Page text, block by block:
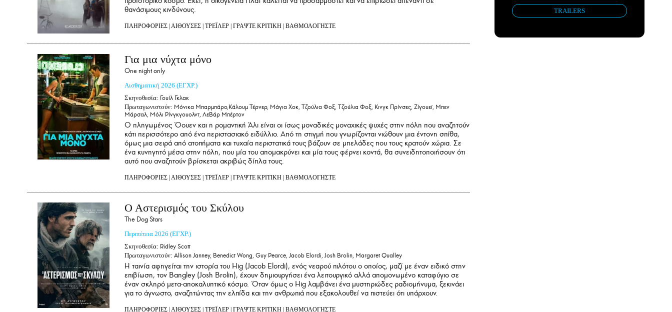
θανάσιμους κινδύνους.
ΠΛΗΡΟΦΟΡΙΕΣ ΑΙΘΟΥΣΕΣ ΤΡΕΪΛΕΡ ΓΡΑΨΤΕ ΚΡΙΤΙΚΗ ΒΑΘΜΟΛΟΓΗΣΤΕ
Για μια νύχτα μόνο
One night only
Αισθηματική 2026 (ΕΓΧΡ.)
Σκηνοθεσία: Γουίλ Γκλακ
Πρωταγωνιστούν: Μόνικα Μπαρμπάρο,Κάλουμ Τέρνερ, Μάγια Χοκ, Τζούλια Φοξ, Τζούλια Φοξ, Κινγκ Πρίνσες, Ζίγουεϊ, Μπεν
Μάρσαλ, Μόλι Ρίνγκγουολντ, ΛεΒάρ Μπέρτον
Ο πληγωμένος Όουεν και η ρομαντική Άλι είναι οι ίσως μοναδικές μοναχικές ψυχές στην πόλη που αναζητούν
κάτι περισσότερο από ένα περιστασιακό ειδύλλιο. Από τη στιγμή που γνωρίζονται νιώθουν μια έντονη σπίθα,
όμως μια σειρά από ατοπήματα και τυχαία περιστατικά τους βάζουν σε μπελάδες που τους κρατούν χώρια. Σε
ένα κυνηγητό μέσα στην πόλη, που μία του απομακρύνει και μία τους φέρνει κοντά, θα συνειδητοποιήσουν ότι
αυτό που αναζητούν βρίσκεται ακριβώς δίπλα τους.
ΠΛΗΡΟΦΟΡΙΕΣ ΑΙΘΟΥΣΕΣ ΤΡΕΪΛΕΡ ΓΡΑΨΤΕ ΚΡΙΤΙΚΗ ΒΑΘΜΟΛΟΓΗΣΤΕ
Ο Αστερισμός του Σκύλου
The Dog Stars
Περιπέτεια 2026 (ΕΓΧΡ.)
Σκηνοθεσία: Ridley Scott
Πρωταγωνιστούν: Allison Janney, Benedict Wong, Guy Pearce, Jacob Elordi, Josh Brolin, Margaret Qualley
Η ταινία αφηγείται την ιστορία του Hig (Jacob Elordi), ενός νεαρού πιλότου ο οποίος, μαζί με έναν ειδικό στην
επιβίωση, τον Bangley (Josh Brolin), έχουν δημιουργήσει ένα λειτουργικό αλλά απομονωμένο καταφύγιο σε
έναν σκληρό μετα-αποκαλυπτικό κόσμο. Όταν όμως ο Hig λαμβάνει ένα μυστηριώδες ραδιομήνυμα, ξεκινάει
για το άγνωστο, αναζητώντας την ελπίδα και την ανθρωπιά που εξακολουθεί να πιστεύει ότι υπάρχουν.
ΠΛΗΡΟΦΟΡΙΕΣ ΑΙΘΟΥΣΕΣ ΤΡΕΪΛΕΡ ΓΡΑΨΤΕ ΚΡΙΤΙΚΗ ΒΑΘΜΟΛΟΓΗΣΤΕ
TRAILERS